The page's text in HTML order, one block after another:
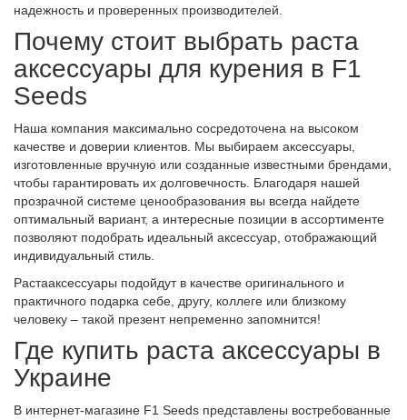
надежность и проверенных производителей.
Почему стоит выбрать раста
аксессуары для курения в F1
Seeds
Наша компания максимально сосредоточена на высоком
качестве и доверии клиентов. Мы выбираем аксессуары,
изготовленные вручную или созданные известными брендами,
чтобы гарантировать их долговечность. Благодаря нашей
прозрачной системе ценообразования вы всегда найдете
оптимальный вариант, а интересные позиции в ассортименте
позволяют подобрать идеальный аксессуар, отображающий
индивидуальный стиль.
Растааксессуары подойдут в качестве оригинального и
практичного подарка себе, другу, коллеге или близкому
человеку – такой презент непременно запомнится!
Где купить раста аксессуары в
Украине
В интернет-магазине F1 Seeds представлены востребованные